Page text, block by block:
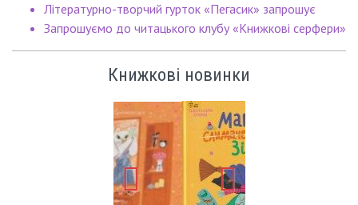
Літературно-творчий гурток «Пегасик» запрошує
Запрошуємо до читацького клубу «Книжкові серфери»
Книжкові новинки